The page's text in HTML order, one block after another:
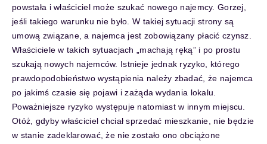
powstała i właściciel może szukać nowego najemcy. Gorzej,
jeśli takiego warunku nie było. W takiej sytuacji strony są
umową związane, a najemca jest zobowiązany płacić czynsz.
Właściciele w takich sytuacjach „machają ręką” i po prostu
szukają nowych najemców. Istnieje jednak ryzyko, którego
prawdopodobieństwo wystąpienia należy zbadać, że najemca
po jakimś czasie się pojawi i zażąda wydania lokalu.
Poważniejsze ryzyko występuje natomiast w innym miejscu.
Otóż, gdyby właściciel chciał sprzedać mieszkanie, nie będzie
w stanie zadeklarować, że nie zostało ono obciążone